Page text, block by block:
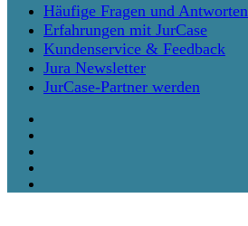
Häufige Fragen und Antworten
Erfahrungen mit JurCase
Kundenservice & Feedback
Jura Newsletter
JurCase-Partner werden